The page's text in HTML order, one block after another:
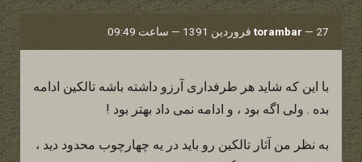
torambar — 27 فروردین 1391 — ساعت 09:49
با این که شاید هر طرفداری آرزو داشته باشه تالکین ادامه
بده . ولی اگه بود ، و ادامه نمی داد بهتر بود !
به نظر من آثار تالکین رو باید در یه چهارچوب محدود دید ،